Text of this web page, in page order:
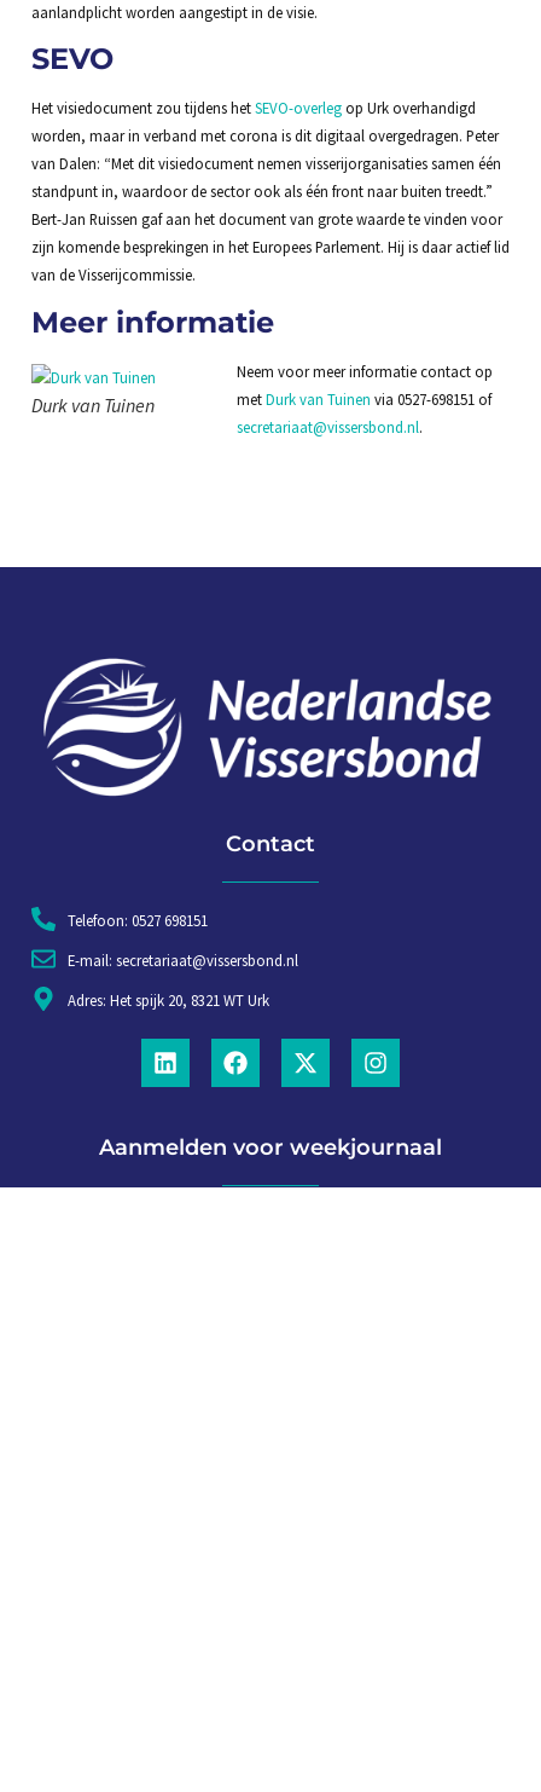
aanlandplicht worden aangestipt in de visie.
SEVO
Het visiedocument zou tijdens hetSEVO-overlegop Urk overhandigd
worden, maar in verband met corona is dit digitaal overgedragen. Peter
van Dalen: “Met dit visiedocument nemen visserijorganisaties samen één
standpunt in, waardoor de sector ook als één front naar buiten treedt.”
Bert-Jan Ruissen gaf aan het document van grote waarde te vinden voor
zijn komende besprekingen in het Europees Parlement. Hij is daar actief lid
van de Visserijcommissie.
Meer informatie
Durk van Tuinen
Neem voor meer informatie contact op
metDurk van Tuinen via 0527-698151 of
secretariaat@vissersbond.nl.
Contact
Telefoon: 0527 698151
E-mail: secretariaat@vissersbond.nl
Adres: Het spijk 20, 8321 WT Urk
Aanmelden voor weekjournaal